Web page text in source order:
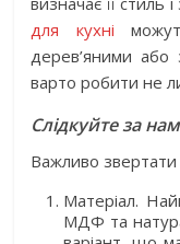
для кухні
дерев’яними або
варто робити не
Слідкуйте за
Важливо звертати
Матеріал.
МДФ та